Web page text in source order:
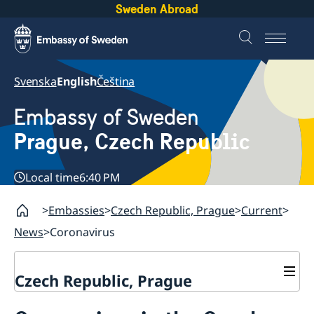
Sweden Abroad
SvenskaEnglishČeština
Embassy of Sweden
Prague, Czech Republic
Local time6:40 PM
Embassies Czech Republic, Prague Current
News Coronavirus
Czech Republic, Prague